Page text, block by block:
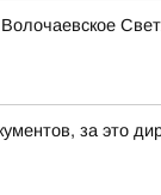
за это